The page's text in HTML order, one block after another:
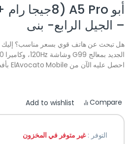
– الجيل الرابع- بنى
هل تبحث عن هاتف قوي بسعر مناسب؟ إليك
احصل عليه الآن من ElAvocato Mobile بأفضل سعر في مصر.
Compare
Add to wishlist
التوفر :غير متوفر في المخزون